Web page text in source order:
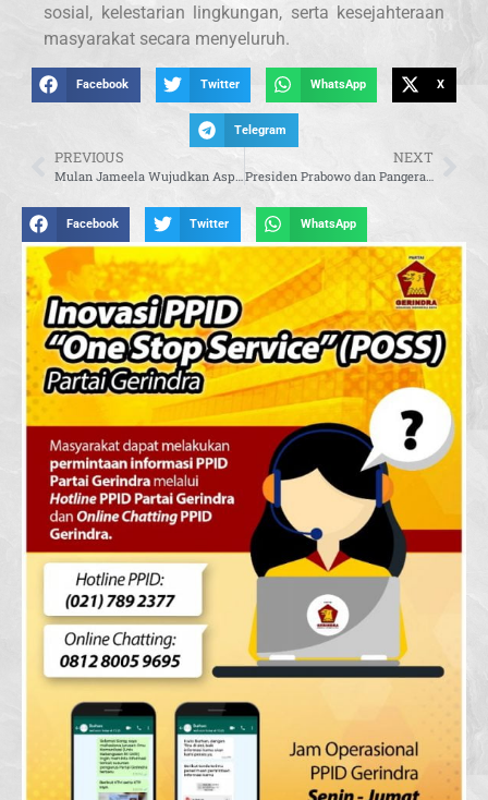
sosial, kelestarian lingkungan, serta kesejahteraan
masyarakat secara menyeluruh.
Facebook Twitter WhatsApp X
Telegram
PREVIOUS
Mulan Jameela Wujudkan Aspirasi Warga, Bangun Jalan Lingkungan di Tiga Desa Garut
NEXT
Presiden Prabowo dan Pangeran MBS Gelar Pertemuan Tingkat Tinggi, Kukuhkan Kemitraan Strategis RI–Arab Saudi
Facebook Twitter WhatsApp